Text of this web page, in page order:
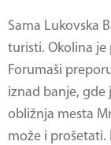
Sama Lukovska
turisti. Okolina je
Forumaši
iznad banje, gde
obližnja mesta
može i